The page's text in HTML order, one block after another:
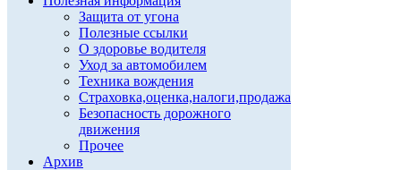
Защита от угона
Полезные ссылки
О здоровье водителя
Уход за автомобилем
Техника вождения
Страховка,оценка,налоги,продажа
Безопасность дорожного
движения
Прочее
Архив